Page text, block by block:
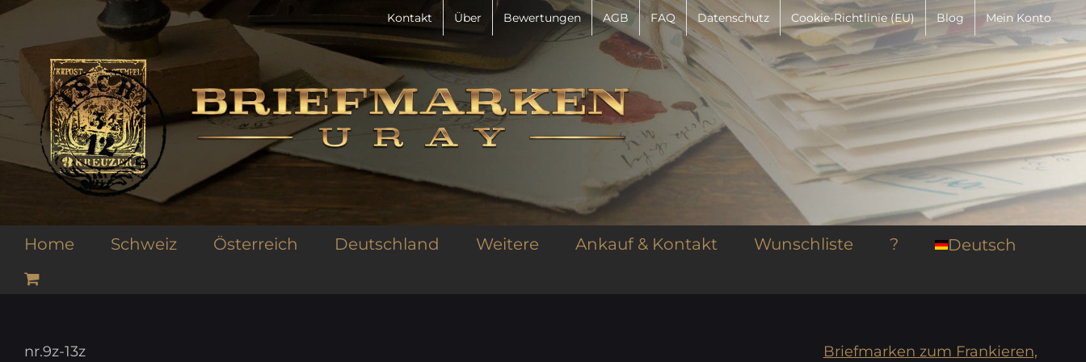
Zum
springen
Kontakt Über Bewertungen AGB FAQ Datenschutz Cookie-Richtlinie (EU) Blog Mein Konto
Home Schweiz Österreich Deutschland Weitere Ankauf & Kontakt Wunschliste ? Deutsch
nr.9z-13z
Briefmarken zum Frankieren,